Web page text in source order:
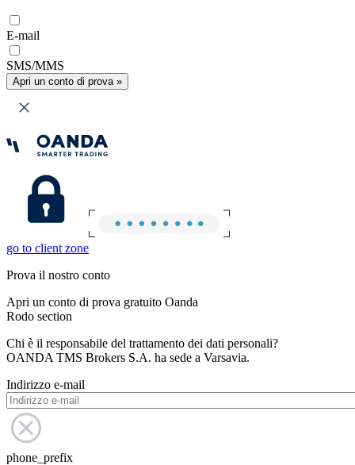
E-mail
SMS/MMS
Apri un conto di prova »
go to client zone
Prova il nostro conto
Apri un conto di prova gratuito Oanda
Rodo section
Chi è il responsabile del trattamento dei dati personali?
OANDA TMS Brokers S.A. ha sede a Varsavia.
Indirizzo e-mail
phone_prefix